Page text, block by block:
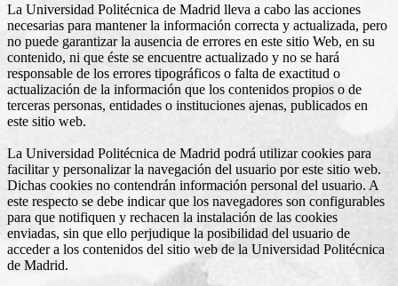
La Universidad Politécnica de Madrid lleva a cabo las acciones
necesarias para mantenerla información correcta y actualizada, pero
no puede garantizar la ausencia de errores en este sitio Web, en su
contenido, ni que éste se encuentre actualizado y no se hará
responsable de los errores tipográficos o falta de exactitud o
actualización de la información que los contenidos propios o de
terceras personas, entidades o instituciones ajenas, publicados en
este sitio web.
La Universidad Politécnica de Madrid podrá utilizar cookies para
facilitar y personalizar la navegación del usuario por este sitio web.
Dichas cookies no contendrán información personal del usuario. A
este respecto se debe indicar que los navegadores son configurables
para que notifiquen y rechacen la instalación de las cookies
enviadas, sin que ello perjudique la posibilidad del usuario de
acceder a los contenidos del sitio web de la Universidad Politécnica
de Madrid.